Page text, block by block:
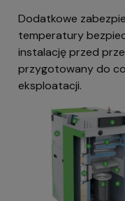
Dodatkowe
temperatury
instalację przed
przygotowany do
eksploatacji.